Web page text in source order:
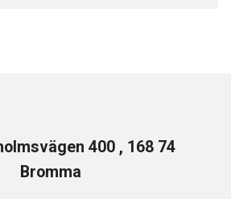
400 , 168 74
Bromma